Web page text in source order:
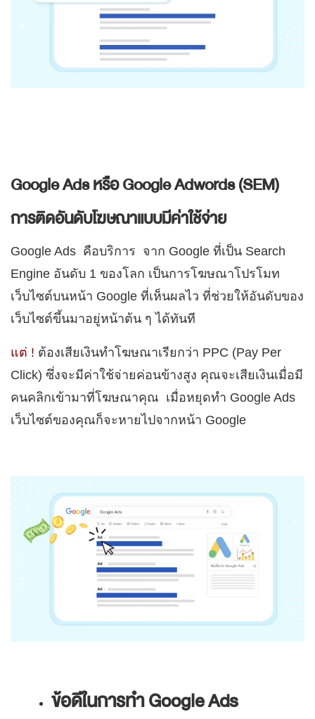
Google Ads หรือ Google Adwords (SEM)
การติดอันดับโฆษณาแบบมีค่าใช้จ่าย
Google Ads คือบริการ จาก Google ที่เป็น Search
Engine อันดับ 1 ของโลก เป็นการโฆษณาโปรโมท
เว็บไซต์บนหน้า Google ที่เห็นผลไว ที่ช่วยให้อันดับของ
เว็บไซต์ขึ้นมาอยู่หน้าต้น ๆ ได้ทันที
แต่ ! ต้องเสียเงินทำโฆษณาเรียกว่า PPC (Pay Per
Click) ซึ่งจะมีค่าใช้จ่ายค่อนข้างสูง คุณจะเสียเงินเมื่อมี
คนคลิกเข้ามาที่โฆษณาคุณ เมื่อหยุดทำ Google Ads
เว็บไซต์ของคุณก็จะหายไปจากหน้า Google
ข้อดีในการทำGoogle Ads